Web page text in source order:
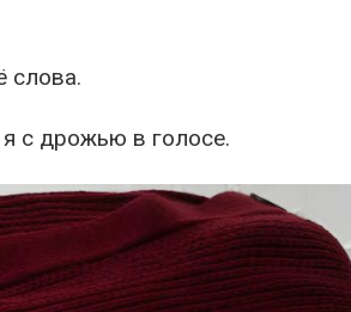
слова.
с дрожью в голосе.